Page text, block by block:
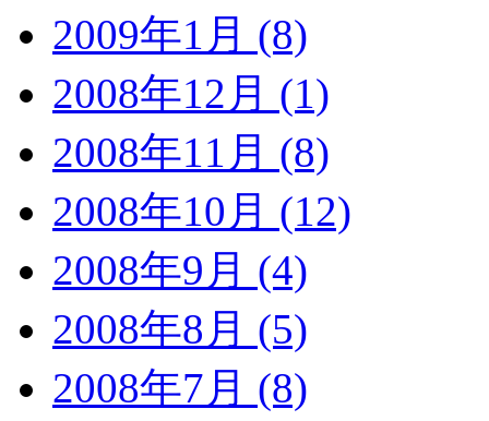
2009年1月 (8)
2008年12月 (1)
2008年11月 (8)
2008年10月 (12)
2008年9月 (4)
2008年8月 (5)
2008年7月 (8)